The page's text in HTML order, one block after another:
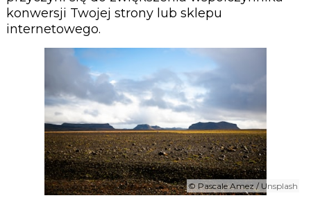
konwersji Twojej strony lub sklepu
internetowego.
© Pascale Amez / Unsplash